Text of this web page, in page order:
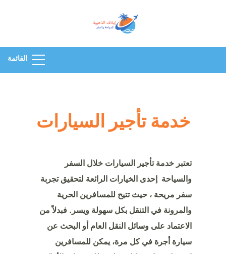
واستخراج تأشيرات للسعوديين
رحلات سياحية لاجمل الوجهات
للسياحة رحلات شهر العسل
القائمة
خدمة تأجير السيارات
تعتبر خدمة تأجير السيارات خلال السفر
والسياحة إحدى الخيارات الرائعة لتحقيق تجربة
سفر مريحة ، حيث تتيح للمسافرين الحرية
والمرونة في التنقل بكل سهولة ويسر. فبدلاً من
الاعتماد على وسائل النقل العام أو البحث عن
سيارة أجرة في كل مرة، يمكن للمسافرين